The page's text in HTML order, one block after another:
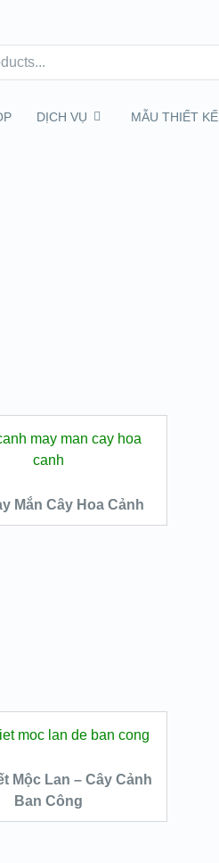
DỊCH VỤ MẪU THIẾT KẾ
ĐỌC TIẾP
Mắn Cây Hoa Cảnh
TIẾP
Mộc Lan – Cây Cảnh
Ban Công